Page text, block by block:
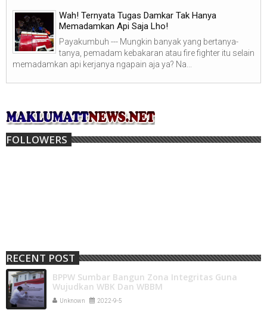
Wah! Ternyata Tugas Damkar Tak Hanya
Memadamkan Api Saja Lho!
Payakumbuh --- Mungkin banyak yang bertanya-
tanya, pemadam kebakaran atau fire fighter itu selain
memadamkan api kerjanya ngapain aja ya? Na...
FOLLOWERS
RECENT POST
BPPW Sumbar Bangun Zona Integritas Guna
Wujudkan WBK Dan WBBM
Unknown 2022-9-5